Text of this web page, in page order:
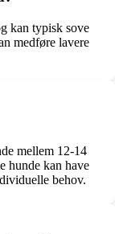
kan typisk sove
medføre lavere
mellem 12-14
hunde kan have
behov.